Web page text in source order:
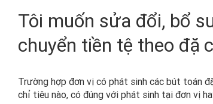
Tôi muốn sửa đổi, bổ
chuyển tiền tệ theo
Trường hợp đơn vị có phát sinh các bút toán
chỉ tiêu nào, có đúng với phát sinh tại đơn vị